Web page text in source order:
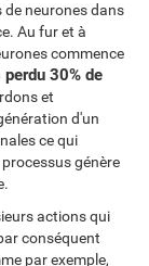
de neurones dans
Au fur et à
commence
30% de
et
d'un
ce qui
processus génère
actions qui
conséquent
par exemple,